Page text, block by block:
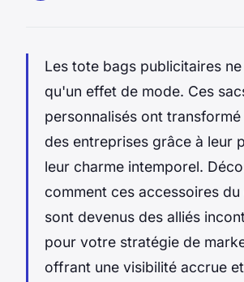
Les tote bags publicitaires
qu'un effet de mode. Ces
personnalisés ont
des entreprises grâce à leur
leur charme intemporel.
comment ces accessoires
sont devenus des alliés
pour votre stratégie de
offrant une visibilité accrue